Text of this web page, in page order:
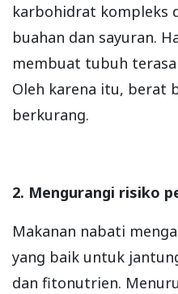
karbohidrat kompleks
buahan dan sayuran.
membuat tubuh
Oleh karena itu, berat
berkurang.
2. Mengurangi risiko
Makanan nabati
yang baik untuk
dan fitonutrien.